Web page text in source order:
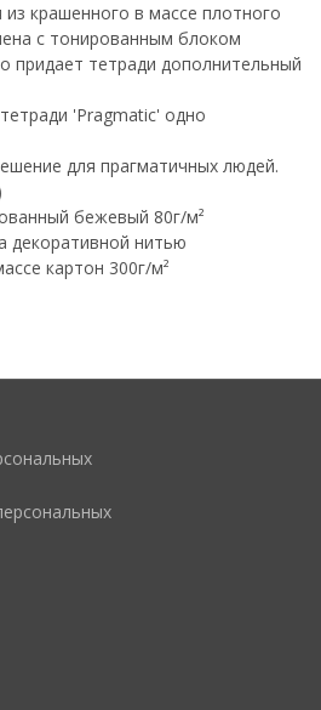
крашенного в массе плотного
с тонированным блоком
придает тетради дополнительный
'Pragmatic' одно
для прагматичных людей.
бежевый 80г/м²
декоративной нитью
картон 300г/м²